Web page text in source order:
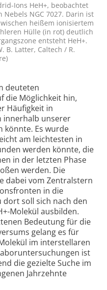
Ions HeH+, beobachtet
NGC 7027. Darin ist
heißem ionisiertem
Hülle (in rot) deutlich
entsteht HeH+.
B. Latter, Caltech / R.
deuteten
die Möglichkeit hin,
Häufigkeit in
innerhalb unserer
könnte. Es wurde
am leichtesten in
werden könnte, die
in der letzten Phase
werden. Die
dabei vom Zentralstern
in die
dort soll sich nach den
Molekül ausbilden.
Bedeutung für die
gelang es für
im interstellaren
ist
die gezielte Suche im
Jahrzehnte